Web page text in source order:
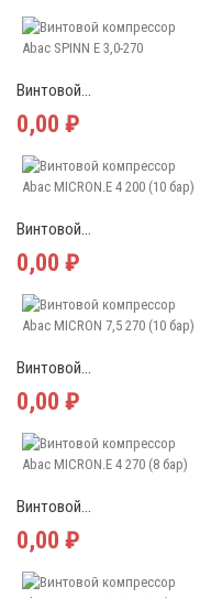
Винтовой...
0,00 ₽
Винтовой...
0,00 ₽
Винтовой...
0,00 ₽
Винтовой...
0,00 ₽